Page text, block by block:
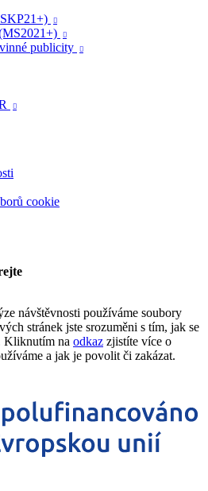


publicity 

cookie
návštěvnosti používáme soubory
stránek jste srozuměni s tím, jak se
Kliknutím na odkaz zjistíte více o
a jak je povolit či zakázat.